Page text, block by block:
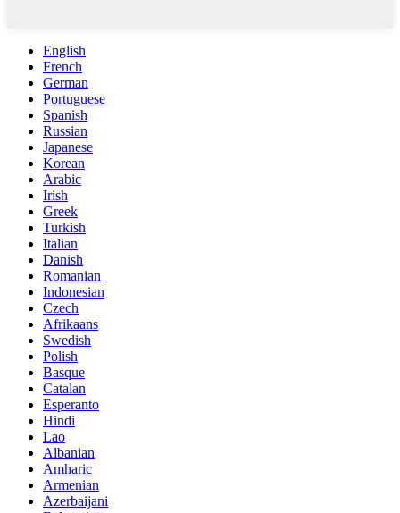
English
French
German
Portuguese
Spanish
Russian
Japanese
Korean
Arabic
Irish
Greek
Turkish
Italian
Danish
Romanian
Indonesian
Czech
Afrikaans
Swedish
Polish
Basque
Catalan
Esperanto
Hindi
Lao
Albanian
Amharic
Armenian
Azerbaijani